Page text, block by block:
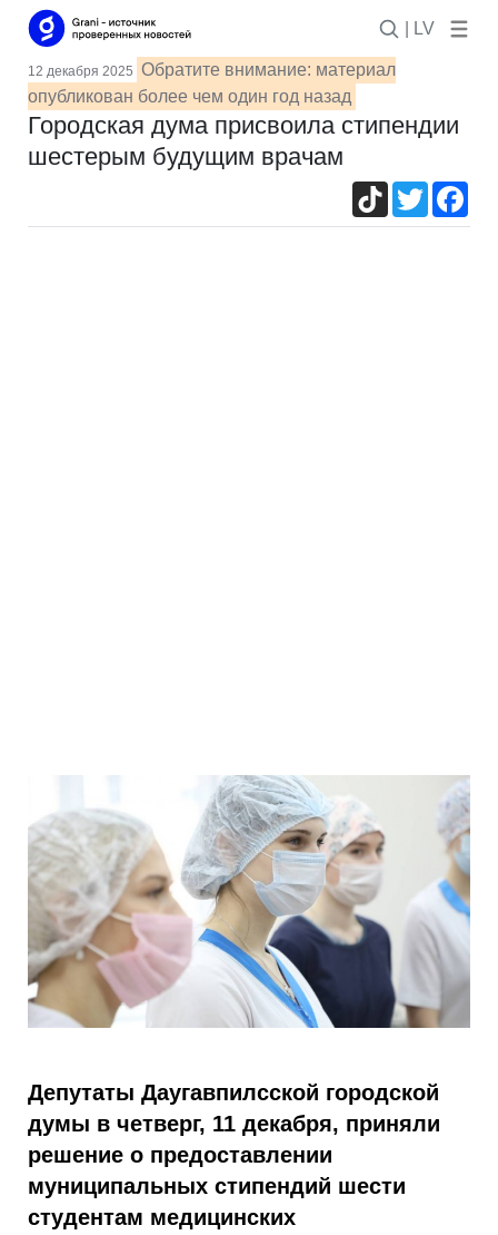
| LV
12 декабря 2025 Обратите внимание: материал
опубликован более чем один год назад
Городская дума присвоила стипендии
шестерым будущим врачам
TikTokTwitter
Депутаты Даугавпилсской городской
думы в четверг, 11 декабря, приняли
решение о предоставлении
муниципальных стипендий шести
студентам медицинских